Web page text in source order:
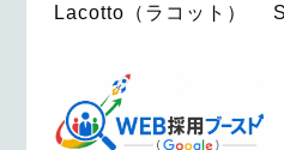
Lacotto（ラコット）